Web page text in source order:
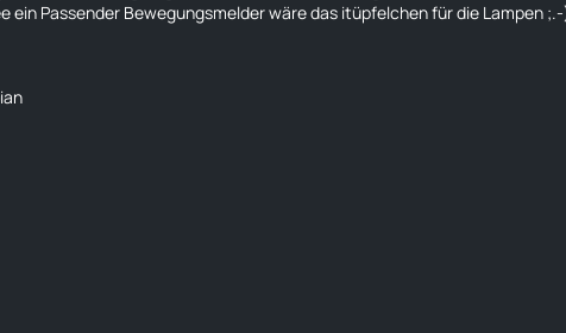
ein Passender Bewegungsmelder wäre das itüpfelchen für die Lampen